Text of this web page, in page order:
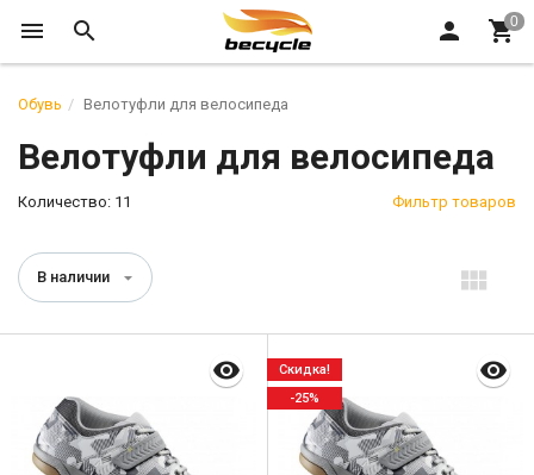
Обувь Велотуфли для велосипеда
Велотуфли для велосипеда
Количество: 11 Фильтр товаров
В наличии
Скидка!
-25%